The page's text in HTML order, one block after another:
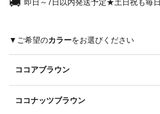
即日～7日以内発送予定★土日祝も毎
カラー
ココアブラウン
ココナッツブラウン